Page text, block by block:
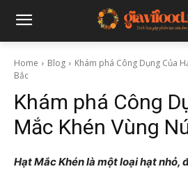
Home Blog
Khám phá Công Dụng Của
Bắc
Khám phá Công
Mắc Khén Vùng
Hạt Mắc Khén là một loại hạt